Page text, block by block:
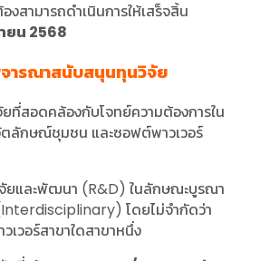
งสามารถดำเนินการให้เสร็จสิ้น
ยน 2568
ารณาสนับสนุนทุนวิจัย
ยที่สอดคล้องกับโจทย์ความต้องการใน
ลักษณ์ชุมชน และซอฟต์พาวเวอร์
จัยและพัฒนา (R&D) ในลักษณะบูรณา
โดยไม่จำกัดว่า
เวอร์สาขาใดสาขาหนึ่ง